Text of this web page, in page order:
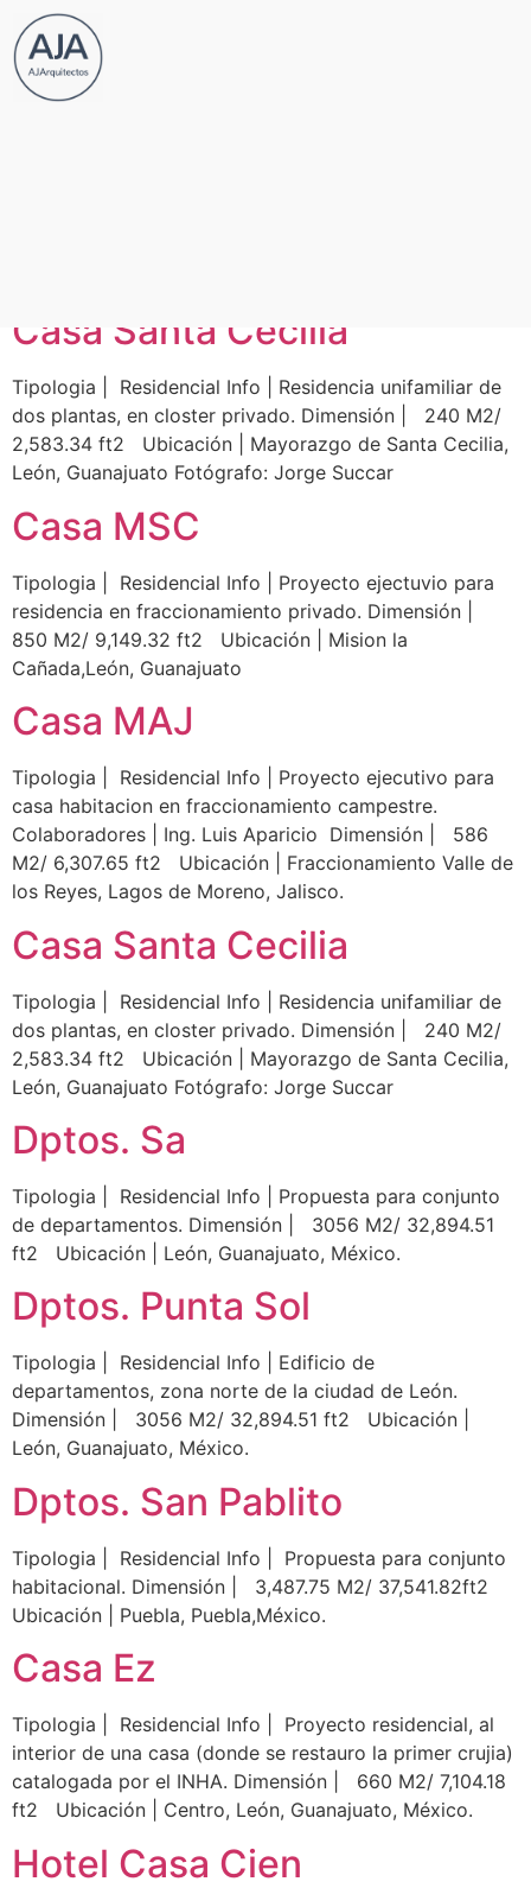
Categoría:
Residencial
Casa Santa Cecilia
Tipologia | Residencial Info | Residencia unifamiliar de
dos plantas, en closter privado. Dimensión | 240 M2/
2,583.34 ft2 Ubicación | Mayorazgo de Santa Cecilia,
León, Guanajuato Fotógrafo: Jorge Succar
Casa MSC
Tipologia | Residencial Info | Proyecto ejectuvio para
residencia en fraccionamiento privado. Dimensión |
850 M2/ 9,149.32 ft2 Ubicación | Mision la
Cañada,León, Guanajuato
Casa MAJ
Tipologia | Residencial Info | Proyecto ejecutivo para
casa habitacion en fraccionamiento campestre.
Colaboradores | Ing. Luis Aparicio Dimensión | 586
M2/ 6,307.65 ft2 Ubicación | Fraccionamiento Valle de
los Reyes, Lagos de Moreno, Jalisco.
Casa Santa Cecilia
Tipologia | Residencial Info | Residencia unifamiliar de
dos plantas, en closter privado. Dimensión | 240 M2/
2,583.34 ft2 Ubicación | Mayorazgo de Santa Cecilia,
León, Guanajuato Fotógrafo: Jorge Succar
Dptos. Sa
Tipologia | Residencial Info | Propuesta para conjunto
de departamentos. Dimensión | 3056 M2/ 32,894.51
ft2 Ubicación | León, Guanajuato, México.
Dptos. Punta Sol
Tipologia | Residencial Info | Edificio de
departamentos, zona norte de la ciudad de León.
Dimensión | 3056 M2/ 32,894.51 ft2 Ubicación |
León, Guanajuato, México.
Dptos. San Pablito
Tipologia | Residencial Info | Propuesta para conjunto
habitacional. Dimensión | 3,487.75 M2/ 37,541.82ft2
Ubicación | Puebla, Puebla,México.
Casa Ez
Tipologia | Residencial Info | Proyecto residencial, al
interior de una casa (donde se restauro la primer crujia)
catalogada por el INHA. Dimensión | 660 M2/ 7,104.18
ft2 Ubicación | Centro, León, Guanajuato, México.
Hotel Casa Cien